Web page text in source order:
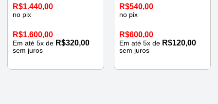
R$1.440,00
no pix
R$1.600,00
Em até 5x de R$320,00
sem juros
R$540,00
no pix
R$600,00
Em até 5x de R$120,00
sem juros